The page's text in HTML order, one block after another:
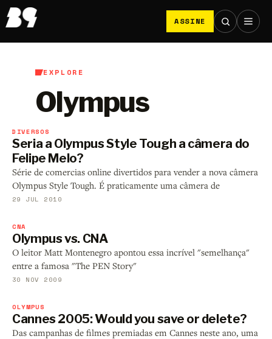
ASSINE
EXPLORE
Olympus
DIVERSOS
Seria a Olympus Style Tough a câmera do
Felipe Melo?
Série de comercias online divertidos para vender a nova câmera
Olympus Style Tough. É praticamente uma câmera de
29 JUL 2010
CNA
Olympus vs. CNA
O leitor Matt Montenegro apontou essa incrível "semelhança"
entre a famosa "The PEN Story"
30 NOV 2009
OLYMPUS
Cannes 2005: Would you save or delete?
Das campanhas de filmes premiadas em Cannes neste ano, uma